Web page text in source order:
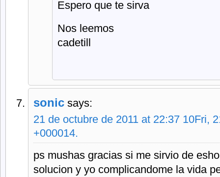
Espero que te sirva
Nos leemos
cadetill
sonic says:
21 de octubre de 2011 at 22:37 10Fri,
+000014.
ps mushas gracias si me sirvio de
solucion y yo complicandome la vida